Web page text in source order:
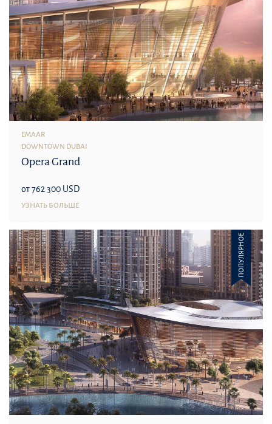
EMAAR
DOWNTOWN DUBAI
Opera Grand
от 762 300 USD
УЗНАТЬ БОЛЬШЕ
ПОПУЛЯРНОЕ